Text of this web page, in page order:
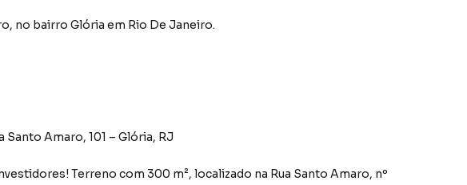
, no bairro Glória em Rio De Janeiro.
Santo Amaro, 101 – Glória, RJ
Terreno com 300 m², localizado na Rua Santo Amaro, nº